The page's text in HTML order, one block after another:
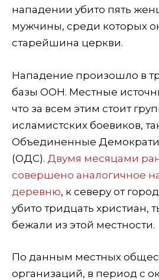
нападении убито пять
мужчины, среди которых
старейшина церкви.
Нападение произошло в
базы ООН. Местные
что за всем этим стоит
исламистских боевиков,
Объединенные
(ОДС). Двумя месяцами
совершено аналогичное
деревню, к северу от
убито тридцать христиан,
бежали из этой местности.
По данным местных
организаций, в период с